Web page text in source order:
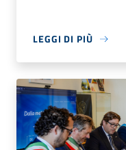
LEGGI DI PIÙ